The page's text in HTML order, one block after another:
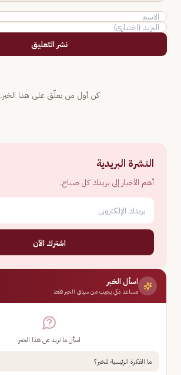
نشر التعليق
كن أول من يعلّق على هذا الخبر.
النشرة البريدية
أهم الأخبار إلى بريدك كل صباح.
اشترك الآن
اسأل الخبر
مساعد ذكي يجيب من سياق الخبر فقط
اسأل ما تريد عن هذا الخبر
ما الفكرة الرئيسية للخبر؟